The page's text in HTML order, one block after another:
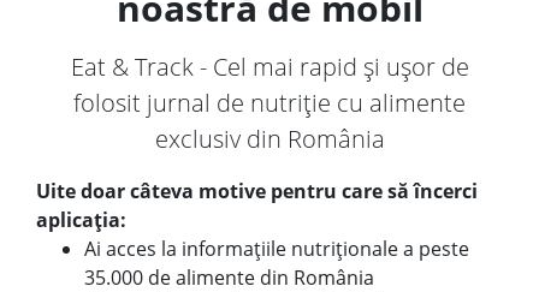
Eat & Track - Cel mai rapid și ușor de
folosit jurnal de nutriție cu alimente
exclusiv din România
Uite doar câteva motive pentru care să încerci
aplicația:
Ai acces la informațiile nutriționale a peste
35.000 de alimente din România